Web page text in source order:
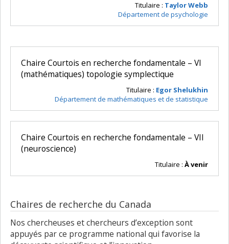
Titulaire : Taylor Webb
Département de psychologie
Chaire Courtois en recherche fondamentale – VI
(mathématiques) topologie symplectique
Titulaire : Egor Shelukhin
Département de mathématiques et de statistique
Chaire Courtois en recherche fondamentale – VII
(neuroscience)
Titulaire : À venir
Chaires de recherche du Canada
Nos chercheuses et chercheurs d’exception sont
appuyés par ce programme national qui favorise la